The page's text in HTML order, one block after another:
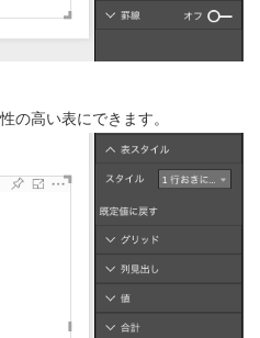
の高い表にできます。